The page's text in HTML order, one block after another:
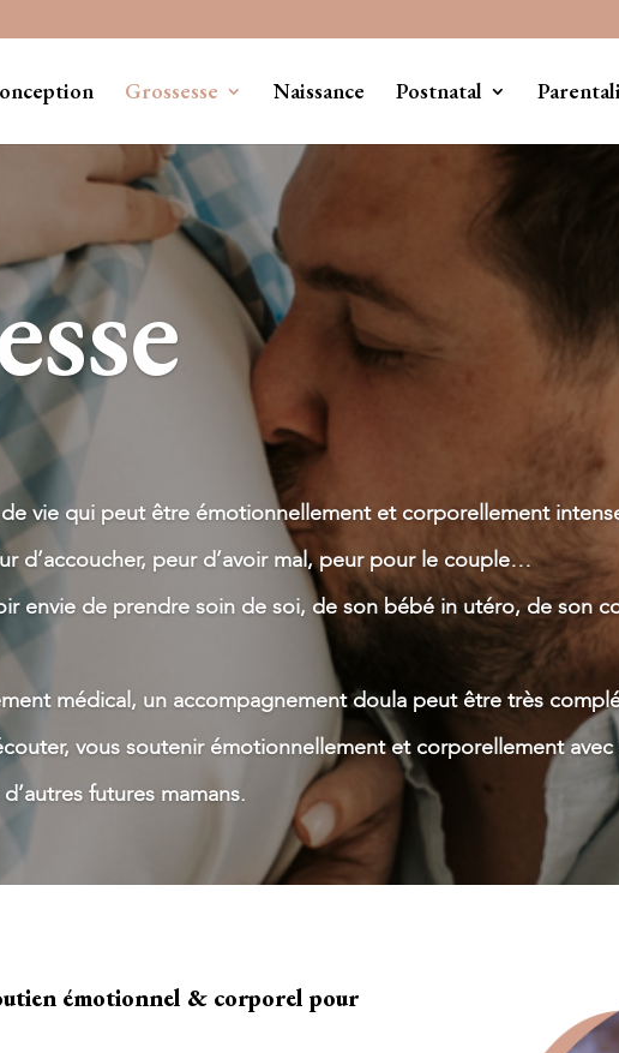
Grossesse Naissance Postnatal
vie qui peut être émotionnellement et corporellement
d’accoucher, peur d’avoir mal, peur pour le couple…
envie de prendre soin de soi, de son bébé in utéro, de son
médical, un accompagnement doula peut être très
vous soutenir émotionnellement et corporellement avec
futures mamans.
émotionnel & corporel pour